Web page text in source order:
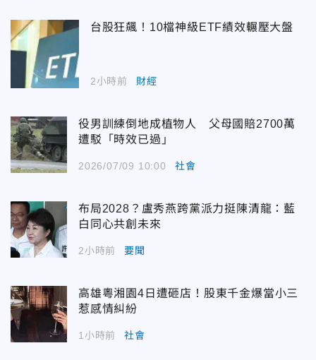
台股狂飆！10檔神級ETF績效輾壓大盤
2小時前 財經
役男訓練倒地成植物人 父母國賠2700萬
遭駁「時效已過」
2026/07/09 10:00 社會
布局2028？盧秀燕跨黨派力挺陳清龍：藍
白同心共創未來
2小時前 要聞
高雄粵湘園4日遭砸店！股東千金爆當小三
惹感情糾紛
1小時前 社會